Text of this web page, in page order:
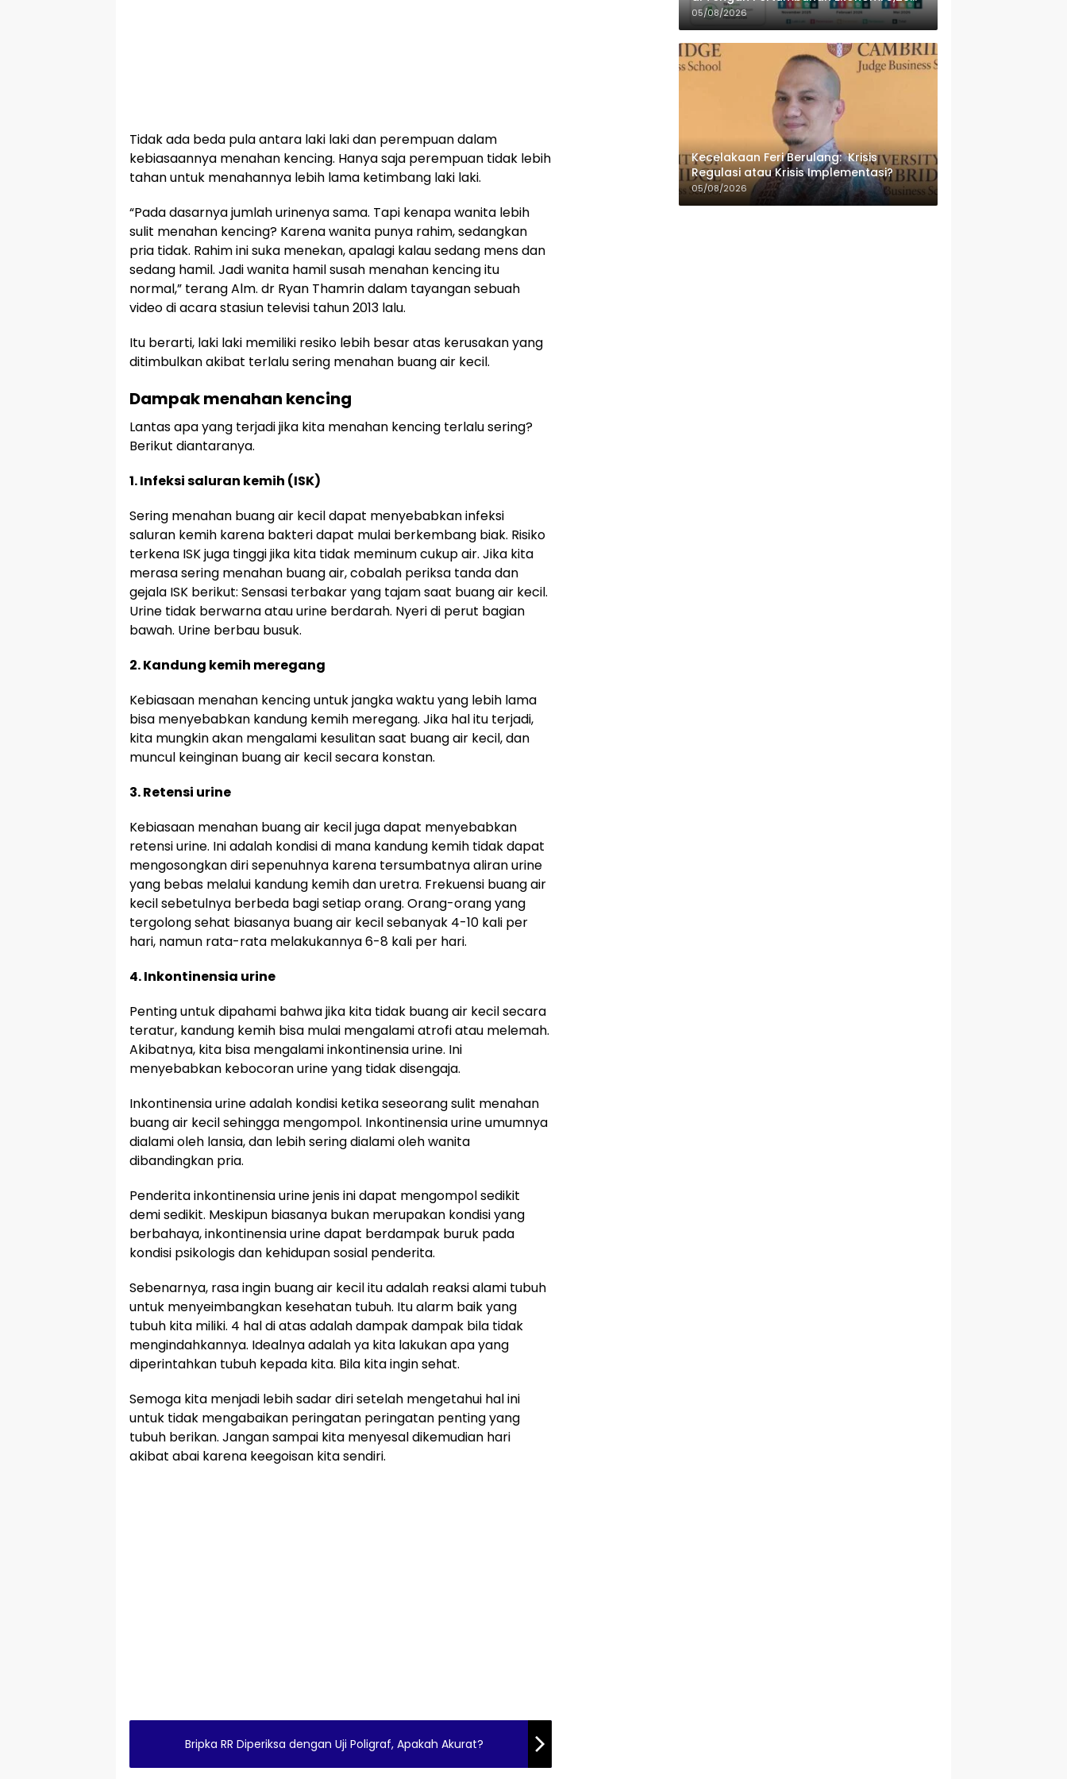
Tidak ada beda pula antara laki laki dan perempuan dalam
kebiasaannya menahan kencing. Hanya saja perempuan tidak lebih
tahan untuk menahannya lebih lama ketimbang laki laki.
“Pada dasarnya jumlah urinenya sama. Tapi kenapa wanita lebih
sulit menahan kencing? Karena wanita punya rahim, sedangkan
pria tidak. Rahim ini suka menekan, apalagi kalau sedang mens dan
sedang hamil. Jadi wanita hamil susah menahan kencing itu
normal,” terang Alm. dr Ryan Thamrin dalam tayangan sebuah
video di acara stasiun televisi tahun 2013 lalu.
Itu berarti, laki laki memiliki resiko lebih besar atas kerusakan yang
ditimbulkan akibat terlalu sering menahan buang air kecil.
Dampak menahan kencing
Lantas apa yang terjadi jika kita menahan kencing terlalu sering?
Berikut diantaranya.
1. Infeksi saluran kemih (ISK)
Sering menahan buang air kecil dapat menyebabkan infeksi
saluran kemih karena bakteri dapat mulai berkembang biak. Risiko
terkena ISK juga tinggi jika kita tidak meminum cukup air. Jika kita
merasa sering menahan buang air, cobalah periksa tanda dan
gejala ISK berikut: Sensasi terbakar yang tajam saat buang air kecil.
Urine tidak berwarna atau urine berdarah. Nyeri di perut bagian
bawah. Urine berbau busuk.
2. Kandung kemih meregang
Kebiasaan menahan kencing untuk jangka waktu yang lebih lama
bisa menyebabkan kandung kemih meregang. Jika hal itu terjadi,
kita mungkin akan mengalami kesulitan saat buang air kecil, dan
muncul keinginan buang air kecil secara konstan.
3. Retensi urine
Kebiasaan menahan buang air kecil juga dapat menyebabkan
retensi urine. Ini adalah kondisi di mana kandung kemih tidak dapat
mengosongkan diri sepenuhnya karena tersumbatnya aliran urine
yang bebas melalui kandung kemih dan uretra. Frekuensi buang air
kecil sebetulnya berbeda bagi setiap orang. Orang-orang yang
tergolong sehat biasanya buang air kecil sebanyak 4-10 kali per
hari, namun rata-rata melakukannya 6-8 kali per hari.
4. Inkontinensia urine
Penting untuk dipahami bahwa jika kita tidak buang air kecil secara
teratur, kandung kemih bisa mulai mengalami atrofi atau melemah.
Akibatnya, kita bisa mengalami inkontinensia urine. Ini
menyebabkan kebocoran urine yang tidak disengaja.
Inkontinensia urine adalah kondisi ketika seseorang sulit menahan
buang air kecil sehingga mengompol. Inkontinensia urine umumnya
dialami oleh lansia, dan lebih sering dialami oleh wanita
dibandingkan pria.
Penderita inkontinensia urine jenis ini dapat mengompol sedikit
demi sedikit. Meskipun biasanya bukan merupakan kondisi yang
berbahaya, inkontinensia urine dapat berdampak buruk pada
kondisi psikologis dan kehidupan sosial penderita.
Sebenarnya, rasa ingin buang air kecil itu adalah reaksi alami tubuh
untuk menyeimbangkan kesehatan tubuh. Itu alarm baik yang
tubuh kita miliki. 4 hal di atas adalah dampak dampak bila tidak
mengindahkannya. Idealnya adalah ya kita lakukan apa yang
diperintahkan tubuh kepada kita. Bila kita ingin sehat.
Semoga kita menjadi lebih sadar diri setelah mengetahui hal ini
untuk tidak mengabaikan peringatan peringatan penting yang
tubuh berikan. Jangan sampai kita menyesal dikemudian hari
akibat abai karena keegoisan kita sendiri.
Bripka RR Diperiksa dengan Uji Poligraf, Apakah Akurat?
Persen
05/08/2026
Kecelakaan Feri Berulang: Krisis
Regulasi atau Krisis Implementasi?
05/08/2026